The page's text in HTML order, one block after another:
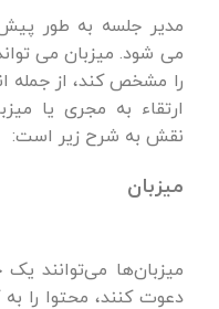
مدیر جلسه به طور
می شود. میزبان می
را مشخص کند، از جمله
ارتقاء به مجری یا
نقش به شرح زیر است:
میزبان
میزبان‌ها می‌توانند یک
دعوت کنند، محتوا را به